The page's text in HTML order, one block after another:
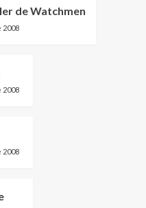
de Watchmen
2008
2008
2008